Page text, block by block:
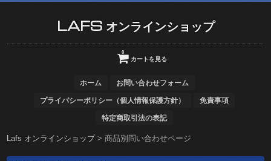
LAFS オンラインショップ
カートを見る
0
ホーム お問い合わせフォーム
プライバシーポリシー（個人情報保護方針） 免責事項
特定商取引法の表記
Lafs オンラインショップ>商品別問い合わせページ